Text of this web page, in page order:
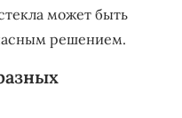
может быть
решением.